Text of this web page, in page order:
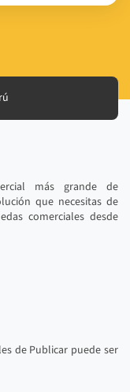
más grande de
que necesitas de
comerciales desde
de Publicar puede ser